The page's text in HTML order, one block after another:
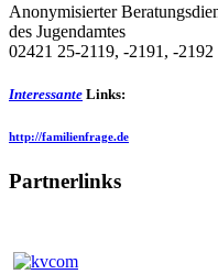
Anonymisierter
des Jugendamtes
02421 25-2119, -2191, -2192
Interessante Links:
http://familienfrage.de
Partnerlinks